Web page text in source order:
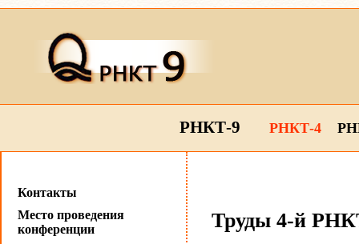
РНКТ-9 РНКТ-4
Контакты
Место проведения
конференции
Труды 4-й